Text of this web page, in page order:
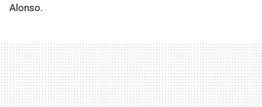
Alonso.